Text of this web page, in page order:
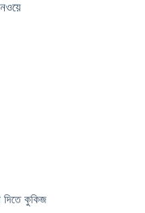
দিতে কুকিজ